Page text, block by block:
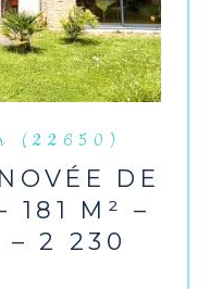
(22650)
DE
181 M² –
– 2 230